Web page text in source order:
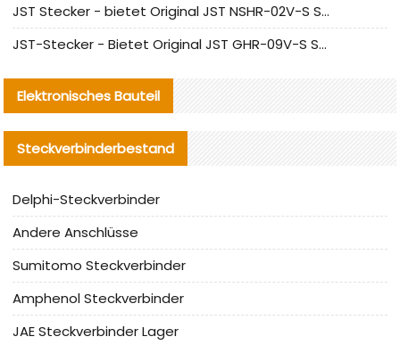
JST Stecker - bietet Original JST NSHR-02V-S Stecker und Ersatzteile an
JST-Stecker - Bietet Original JST GHR-09V-S Stecker und Ersatzteile an
Elektronisches Bauteil
Steckverbinderbestand
Delphi-Steckverbinder
Andere Anschlüsse
Sumitomo Steckverbinder
Amphenol Steckverbinder
JAE Steckverbinder Lager